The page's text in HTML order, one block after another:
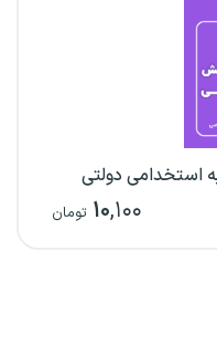
استخدامی دولتی
۱۰,۱۰۰ تومان